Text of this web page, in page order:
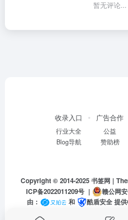
暂无评论...
收录入口
行业大全
Blog导航
广告合作
公益
赞助榜
Copyright © 2014-2025 书签网 |
ICP备2022011209号| 赣公网
由：
和 酷盾安全 提